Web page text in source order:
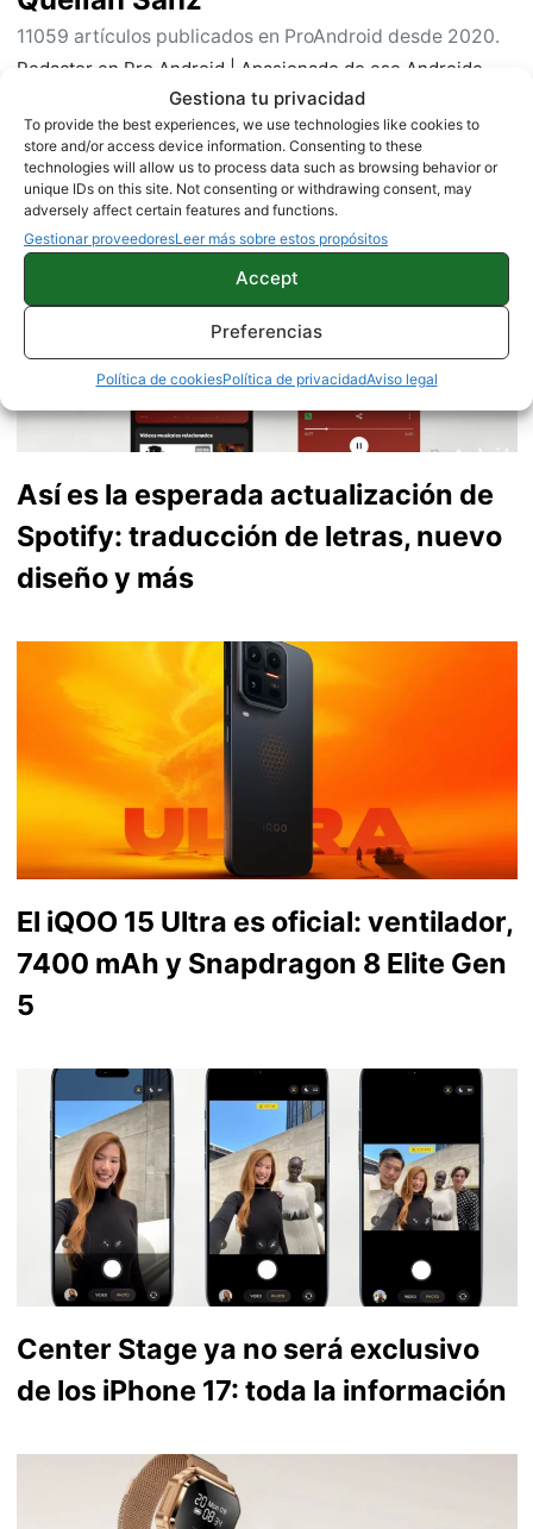
Gestiona tu privacidad
To provide the best experiences, we use technologies like cookies to
store and/or access device information. Consenting to these
technologies will allow us to process data such as browsing behavior or
unique IDs on this site. Not consenting or withdrawing consent, may
adversely affect certain features and functions.
Gestionar proveedoresLeer más sobre estos propósitos
Accept
Preferencias
Política de cookiesPolítica de privacidadAviso legal
11059 artículos publicados en ProAndroid desde 2020.
Redactor en Pro Android | Apasionado de ese Androide
verde que tanto esconde. Se comenta que tecleo sobre
actualidad. Me gusta probarlo todo en este mundo de la
tecnología. Los gusanos se comen a las manzanas.
Enamorado de lo que una gran mayoría llama ruido.Twitter
Así es la esperada actualización de
Spotify: traducción de letras, nuevo
diseño y más
El iQOO 15 Ultra es oficial: ventilador,
7400 mAh y Snapdragon 8 Elite Gen
5
Center Stage ya no será exclusivo
de los iPhone 17: toda la información